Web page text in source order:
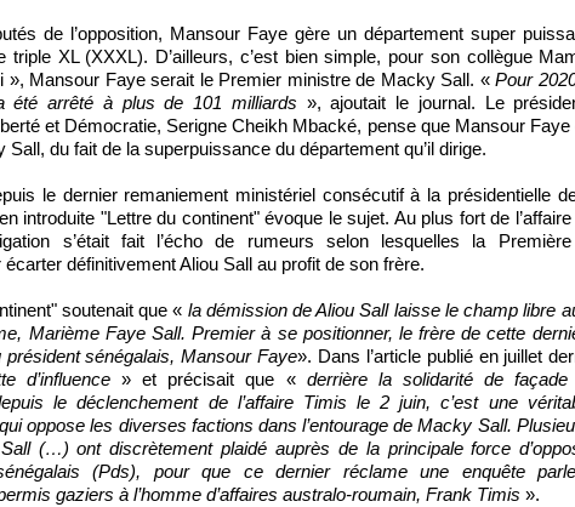
de l’opposition, Mansour Faye gère un département super
triple XL (XXXL). D’ailleurs, c’est bien simple, pour son collègue
», Mansour Faye serait le Premier ministre de Macky Sall. «Pour
été arrêté à plus de 101 milliards », ajoutait le journal. Le
et Démocratie, Serigne Cheikh Mbacké, pense que Mansour Faye
du fait de la superpuissance du département qu’il dirige.
le dernier remaniement ministériel consécutif à la présidentielle
introduite "Lettre du continent" évoque le sujet. Au plus fort de
s’était fait l’écho de rumeurs selon lesquelles la
définitivement Aliou Sall au profit de son frère.
soutenait que « la démission de Aliou Sall laisse le champ libre
Marième Faye Sall. Premier à se positionner, le frère de cette
président sénégalais, Mansour Faye». Dans l’article publié en juillet
d’influence » et précisait que « derrière la solidarité de
le déclenchement de l’affaire Timis le 2 juin, c’est une
oppose les diverses factions dans l’entourage de Macky Sall.
(…) ont discrètement plaidé auprès de la principale force
(Pds), pour que ce dernier réclame une enquête
gaziers à l’homme d’affaires australo-roumain, Frank Timis ».